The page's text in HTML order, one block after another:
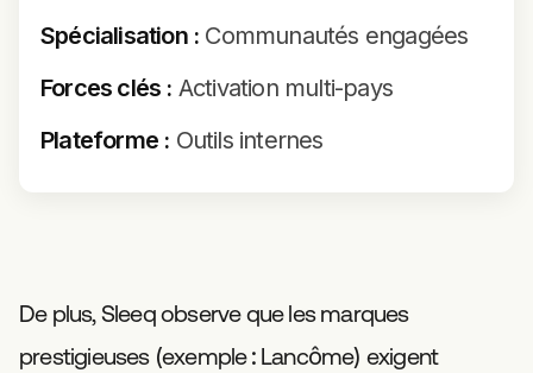
Spécialisation : Communautés engagées
Forces clés : Activation multi-pays
Plateforme : Outils internes
De plus, Sleeq observe que les marques
prestigieuses (exemple : Lancôme) exigent